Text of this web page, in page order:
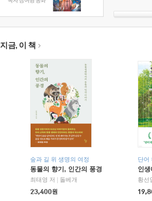
지금, 이 책
숲과 길 위 생명의 여정
동물의 향기, 인간의 풍경
최태영 저
돌베개
23,400원
단어
인
황선